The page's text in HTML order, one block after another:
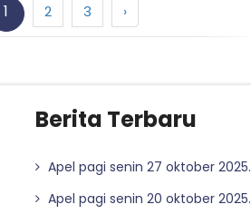
1 2 3 ›
Berita Terbaru
Apel pagi senin 27 oktober
Apel pagi senin 20 oktober